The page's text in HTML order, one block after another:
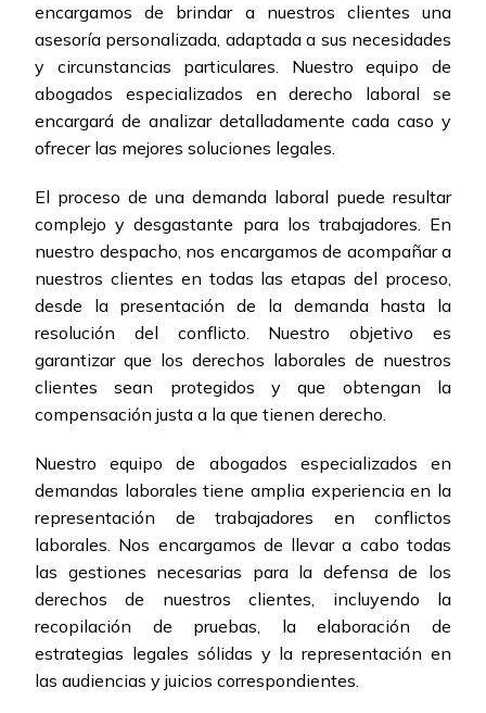
encargamos de brindar a nuestros clientes una
asesoría personalizada, adaptada a sus necesidades
y circunstancias particulares. Nuestro equipo de
abogados especializados en derecho laboral se
encargará de analizar detalladamente cada caso y
ofrecer las mejores soluciones legales.
El proceso de una demanda laboral puede resultar
complejo y desgastante para los trabajadores. En
nuestro despacho, nos encargamos de acompañar a
nuestros clientes en todas las etapas del proceso,
desde la presentación de la demanda hasta la
resolución del conflicto. Nuestro objetivo es
garantizar que los derechos laborales de nuestros
clientes sean protegidos y que obtengan la
compensación justa a la que tienen derecho.
Nuestro equipo de abogados especializados en
demandas laborales tiene amplia experiencia en la
representación de trabajadores en conflictos
laborales. Nos encargamos de llevar a cabo todas
las gestiones necesarias para la defensa de los
derechos de nuestros clientes, incluyendo la
recopilación de pruebas, la elaboración de
estrategias legales sólidas y la representación en
las audiencias y juicios correspondientes.